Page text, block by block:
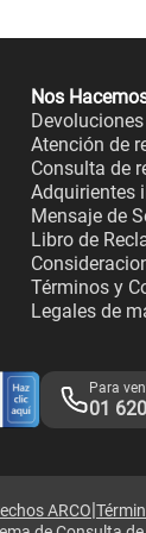
Nos
Atención de
Consulta de
Adquirientes
Mensaje de
Libro de
Términos y
Legales de
Para
01
ARCO|